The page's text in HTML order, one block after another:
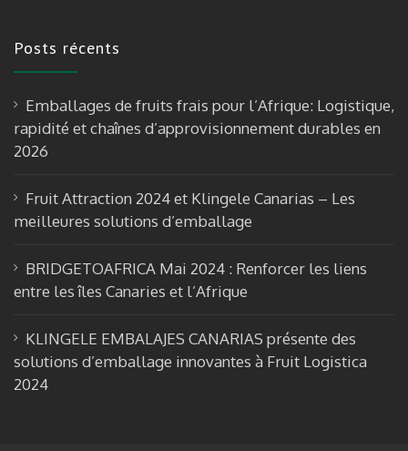
e
b
o
o
k
a
a
m
u
b
Posts récents
Emballages de fruits frais pour l’Afrique: Logistique,
rapidité et chaînes d’approvisionnement durables en
2026
Fruit Attraction 2024 et Klingele Canarias – Les
meilleures solutions d’emballage
BRIDGETOAFRICA Mai 2024 : Renforcer les liens
entre les îles Canaries et l’Afrique
KLINGELE EMBALAJES CANARIAS présente des
solutions d’emballage innovantes à Fruit Logistica
2024